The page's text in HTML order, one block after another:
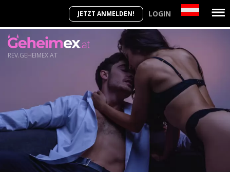
JETZT ANMELDEN! LOGIN
REV.GEHEIMEX.AT